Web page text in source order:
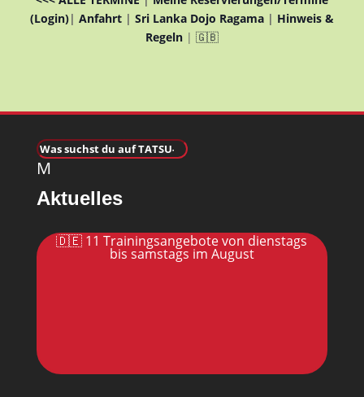
(Login)| Anfahrt | Sri Lanka Dojo Ragama | Hinweis &
Regeln | 🇬🇧
M
Aktuelles
🇩🇪 11 Trainingsangebote von dienstags
bis samstags im August